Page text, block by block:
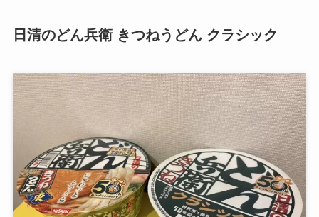
日清のどん兵衛 きつねうどん クラシック